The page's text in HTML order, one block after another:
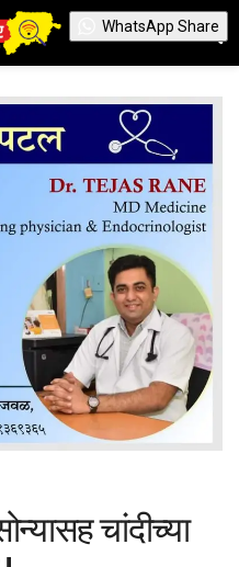
चांदीच्या
WhatsApp Share